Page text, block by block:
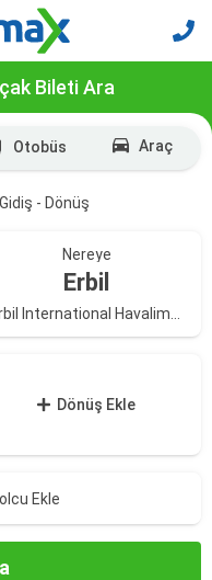
Bileti Ara
Otobüs Araç
Gidiş - Dönüş
Nereye
Erbil
Dönüş Ekle
Ekle